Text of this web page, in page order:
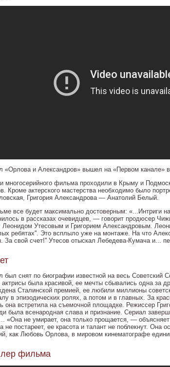
«Орлова и Александров» вышел на «Первом канале» в
многосерийного фильма проходили в Крыму и
Кроме актерского мастерства необходимо было
Григория Александрова — Анатолий Белый.
все будет максимально достоверным: «...Интриги
в рассказах очевидцев, — говорит продюсер
Утесовым и Григорием Александровым.
ребятах''. Это всплыло уже на монтаже. На что
За свой счет!'' Утесов отыскал Лебедева-Кумача и...
был снят по биографии известной на весь Советский
была красивой, ее мечты сбывались одна за
Сталинской премией, ее любили миллионы
в эпизодических ролях, а потом и в главных. За
она встретила на съемочной площадке. Режиссер
была всенародная слава и признание. Сериал
«Она не умирает, она только прощается, —
не постареет, ее красота и талант не поблекнут. Она
как Любовь Орлова, в мировом кинематографе
фильма